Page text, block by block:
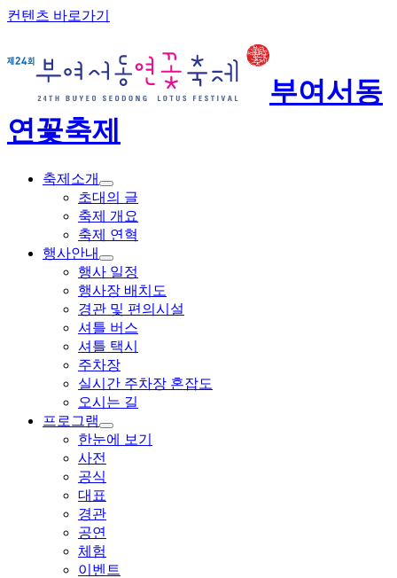
컨텐츠 바로가기
부여서동
연꽃축제
축제소개
초대의 글
축제 개요
축제 연혁
행사안내
행사 일정
행사장 배치도
경관 및 편의시설
셔틀 버스
셔틀 택시
주차장
실시간 주차장 혼잡도
오시는 길
프로그램
한눈에 보기
사전
공식
대표
경관
공연
체험
이벤트